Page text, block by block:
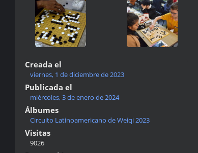
Creada el
viernes, 1 de diciembre de 2023
Publicada el
miércoles, 3 de enero de 2024
Álbumes
Circuito Latinoamericano de Weiqi 2023
Visitas
9026